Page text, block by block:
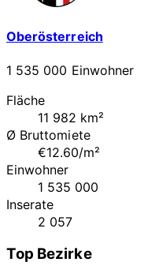
Oberösterreich
1 535 000 Einwohner
Fläche
11 982 km²
Ø Bruttomiete
€12.60/m²
Einwohner
1 535 000
Inserate
2 057
Top Bezirke